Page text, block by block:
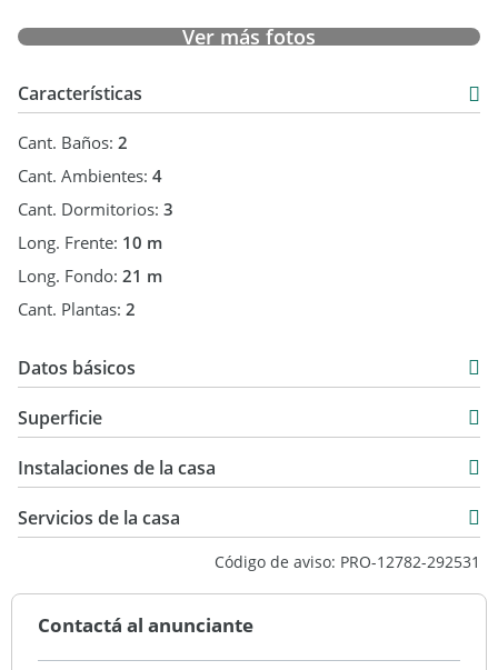
Ver más fotos
Características
Cant. Baños: 2
Cant. Ambientes: 4
Cant. Dormitorios: 3
Long. Frente: 10 m
Long. Fondo: 21 m
Cant. Plantas: 2
Datos básicos
Venta
USD 370.000
Superficie
225 m2
225 m2
Instalaciones de la casa
Servicios de la casa
Código de aviso: PRO-12782-292531
Contactá al anunciante